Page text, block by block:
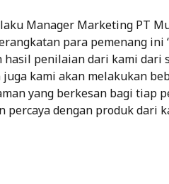
Manager Marketing PT
para pemenang ini
hasil penilaian dari kami dari
kami akan melakukan
yang berkesan bagi tiap
percaya dengan produk dari